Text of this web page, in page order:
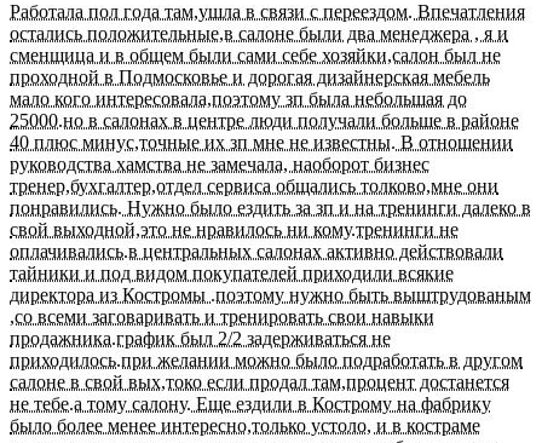
Работала пол года там,ушла в связи с переездом. Впечатления
остались положительные,в салоне были два менеджера , я и
сменщица и в общем были сами себе хозяйки,салон был не
проходной в Подмосковье и дорогая дизайнерская мебель
мало кого интересовала,поэтому зп была небольшая до
25000.но в салонах в центре люди получали больше в районе
40 плюс минус,точные их зп мне не известны. В отношении
руководства хамства не замечала, наоборот бизнес
тренер,бухгалтер,отдел сервиса общались толково,мне они
понравились. Нужно было ездить за зп и на тренинги далеко в
свой выходной,это не нравилось ни кому.тренинги не
оплачивались.в центральных салонах активно действовали
тайники и под видом покупателей приходили всякие
директора из Костромы .поэтому нужно быть выштрудованым
,со всеми заговаривать и тренировать свои навыки
продажника.график был 2/2 задерживаться не
приходилось.при желании можно было подработать в другом
салоне в свой вых,токо если продал там,процент достанется
не тебе.а тому салону. Еще ездили в Кострому на фабрику
было более менее интересно,только устоло, и в костраме